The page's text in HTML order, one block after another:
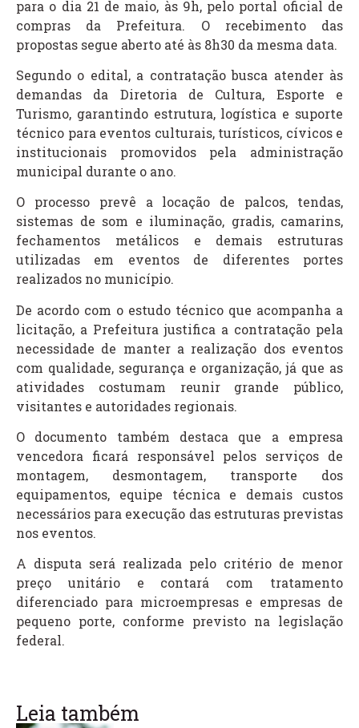
para o dia 21 de maio, às 9h, pelo portal oficial de
compras da Prefeitura. O recebimento das
propostas segue aberto até às 8h30 da mesma data.
Segundo o edital, a contratação busca atender às
demandas da Diretoria de Cultura, Esporte e
Turismo, garantindo estrutura, logística e suporte
técnico para eventos culturais, turísticos, cívicos e
institucionais promovidos pela administração
municipal durante o ano.
O processo prevê a locação de palcos, tendas,
sistemas de som e iluminação, gradis, camarins,
fechamentos metálicos e demais estruturas
utilizadas em eventos de diferentes portes
realizados no município.
De acordo com o estudo técnico que acompanha a
licitação, a Prefeitura justifica a contratação pela
necessidade de manter a realização dos eventos
com qualidade, segurança e organização, já que as
atividades costumam reunir grande público,
visitantes e autoridades regionais.
O documento também destaca que a empresa
vencedora ficará responsável pelos serviços de
montagem, desmontagem, transporte dos
equipamentos, equipe técnica e demais custos
necessários para execução das estruturas previstas
nos eventos.
A disputa será realizada pelo critério de menor
preço unitário e contará com tratamento
diferenciado para microempresas e empresas de
pequeno porte, conforme previsto na legislação
federal.
Leia também